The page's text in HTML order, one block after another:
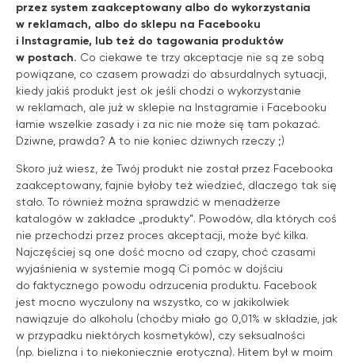
przez system zaakceptowany albo do wykorzystania
w reklamach, albo do sklepu na Facebooku
i Instagramie, lub też do tagowania produktów
w postach. Co ciekawe te trzy akceptacje nie są ze sobą
powiązane, co czasem prowadzi do absurdalnych sytuacji,
kiedy jakiś produkt jest ok jeśli chodzi o wykorzystanie
w reklamach, ale już w sklepie na Instagramie i Facebooku
łamie wszelkie zasady i za nic nie może się tam pokazać.
Dziwne, prawda? A to nie koniec dziwnych rzeczy ;)
Skoro już wiesz, że Twój produkt nie został przez Facebooka
zaakceptowany, fajnie byłoby też wiedzieć, dlaczego tak się
stało. To również można sprawdzić w menadżerze
katalogów w zakładce „produkty”. Powodów, dla których coś
nie przechodzi przez proces akceptacji, może być kilka.
Najczęściej są one dość mocno od czapy, choć czasami
wyjaśnienia w systemie mogą Ci pomóc w dojściu
do faktycznego powodu odrzucenia produktu. Facebook
jest mocno wyczulony na wszystko, co w jakikolwiek
nawiązuje do alkoholu (choćby miało go 0,01% w składzie, jak
w przypadku niektórych kosmetyków), czy seksualności
(np. bielizna i to niekoniecznie erotyczna). Hitem był w moim